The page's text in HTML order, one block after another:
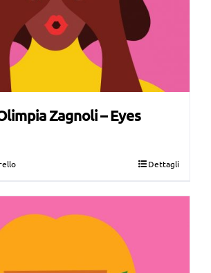
Zagnoli – Eyes
Dettagli